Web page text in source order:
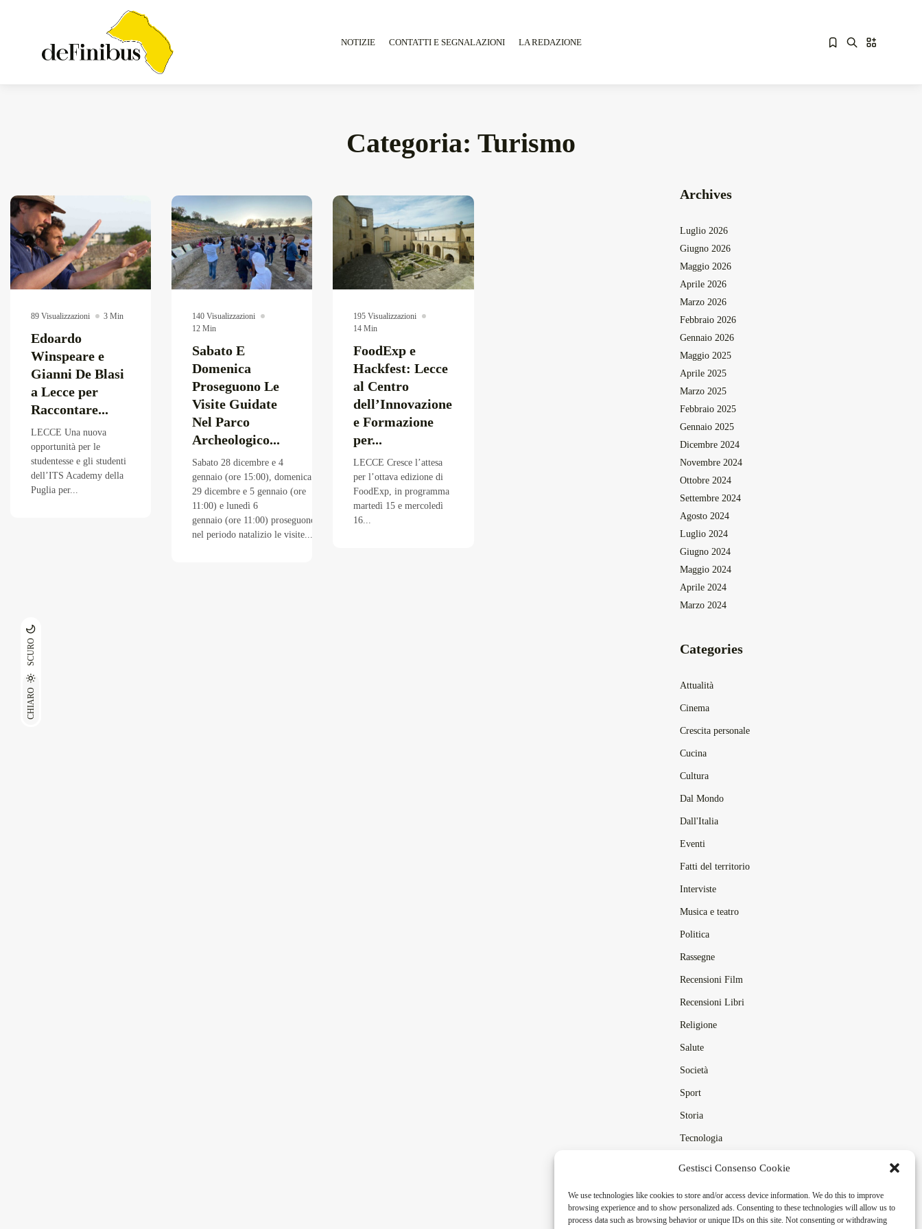
Gestisci Consenso Cookie
We use technologies like cookies to store and/or access device information. We do this to improve
browsing experience and to show personalized ads. Consenting to these technologies will allow us to
process data such as browsing behavior or unique IDs on this site. Not consenting or withdrawing
CHIARO
SCURO
NOTIZIE CONTATTI E SEGNALAZIONI LA REDAZIONE
Categoria: Turismo
89 Visualizzazioni 3 Min
Edoardo
Winspeare e
Gianni De Blasi
a Lecce per
Raccontare...
LECCE Una nuova
opportunità per le
studentesse e gli studenti
dell’ITS Academy della
Puglia per...
140 Visualizzazioni
12 Min
Sabato E
Domenica
Proseguono Le
Visite Guidate
Nel Parco
Archeologico...
Sabato 28 dicembre e 4
gennaio (ore 15:00), domenica
29 dicembre e 5 gennaio (ore
11:00) e lunedì 6
gennaio (ore 11:00) proseguono
nel periodo natalizio le visite...
195 Visualizzazioni
14 Min
FoodExp e
Hackfest: Lecce
al Centro
dell’Innovazione
e Formazione
per...
LECCE Cresce l’attesa
per l’ottava edizione di
FoodExp, in programma
martedì 15 e mercoledì
16...
Archives
Luglio 2026
Giugno 2026
Maggio 2026
Aprile 2026
Marzo 2026
Febbraio 2026
Gennaio 2026
Maggio 2025
Aprile 2025
Marzo 2025
Febbraio 2025
Gennaio 2025
Dicembre 2024
Novembre 2024
Ottobre 2024
Settembre 2024
Agosto 2024
Luglio 2024
Giugno 2024
Maggio 2024
Aprile 2024
Marzo 2024
Categories
Attualità
Cinema
Crescita personale
Cucina
Cultura
Dal Mondo
Dall'Italia
Eventi
Fatti del territorio
Interviste
Musica e teatro
Politica
Rassegne
Recensioni Film
Recensioni Libri
Religione
Salute
Società
Sport
Storia
Tecnologia